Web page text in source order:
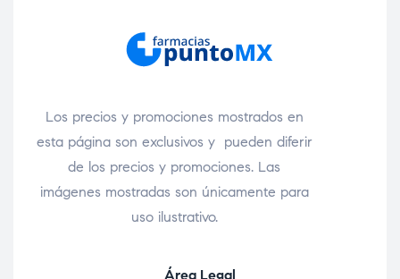
Los precios y promociones mostrados en
esta página son exclusivos y pueden diferir
de los precios y promociones. Las
imágenes mostradas son únicamente para
uso ilustrativo.
Área Legal